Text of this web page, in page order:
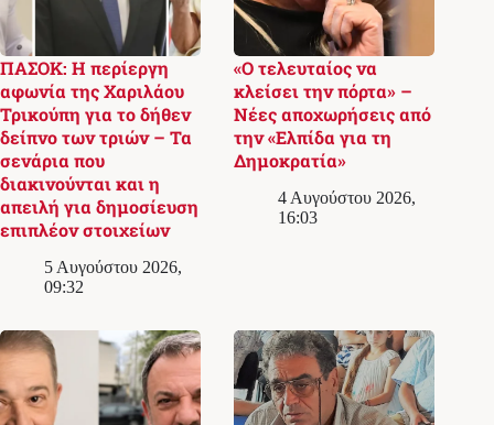
ΠΑΣΟΚ: Η περίεργη
αφωνία της Χαριλάου
Τρικούπη για το δήθεν
δείπνο των τριών – Τα
σενάρια που
διακινούνται και η
απειλή για δημοσίευση
επιπλέον στοιχείων
5 Αυγούστου 2026,
09:32
«Ο τελευταίος να
κλείσει την πόρτα» –
Νέες αποχωρήσεις από
την «Ελπίδα για τη
Δημοκρατία»
4 Αυγούστου 2026,
16:03